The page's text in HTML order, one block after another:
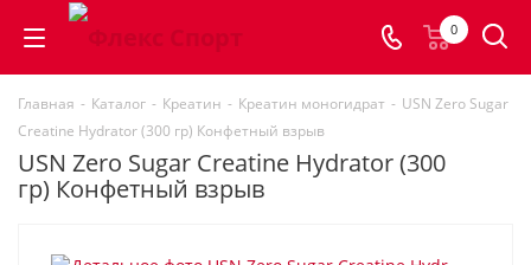
0
Главная - Каталог - Креатин - Креатин моногидрат - USN Zero Sugar
Creatine Hydrator (300 гр) Конфетный взрыв
USN Zero Sugar Creatine Hydrator (300
гр) Конфетный взрыв